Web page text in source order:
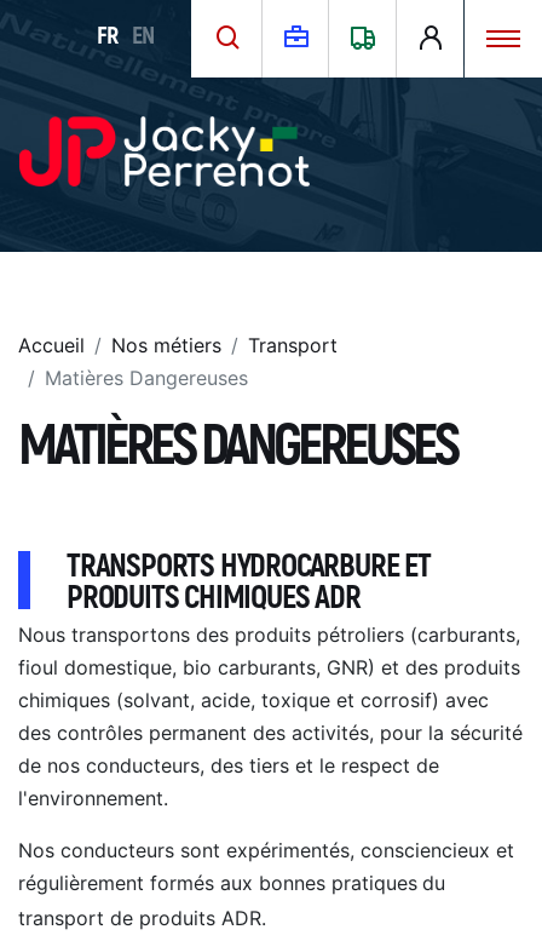
FR EN
Accueil Nos métiers
Transport
Matières Dangereuses
MATIÈRES DANGEREUSES
TRANSPORTS HYDROCARBURE ET
PRODUITS CHIMIQUES ADR
Nous transportons des produits pétroliers (carburants,
fioul domestique, bio carburants, GNR) et des produits
chimiques (solvant, acide, toxique et corrosif) avec
des contrôles permanent des activités, pour la sécurité
de nos conducteurs, des tiers et le respect de
l'environnement.
Nos conducteurs sont expérimentés, consciencieux et
régulièrement formés aux bonnes pratiques du
transport de produits ADR.